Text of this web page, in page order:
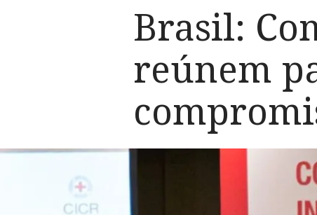
Brasil:
reúnem